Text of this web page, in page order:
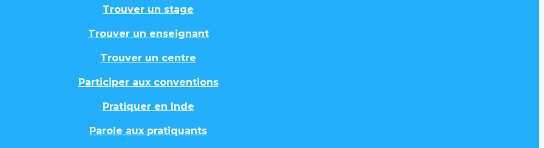
Trouver un stage
Trouver un enseignant
Trouver un centre
Participer aux conventions
Pratiquer en Inde
Parole aux pratiquants